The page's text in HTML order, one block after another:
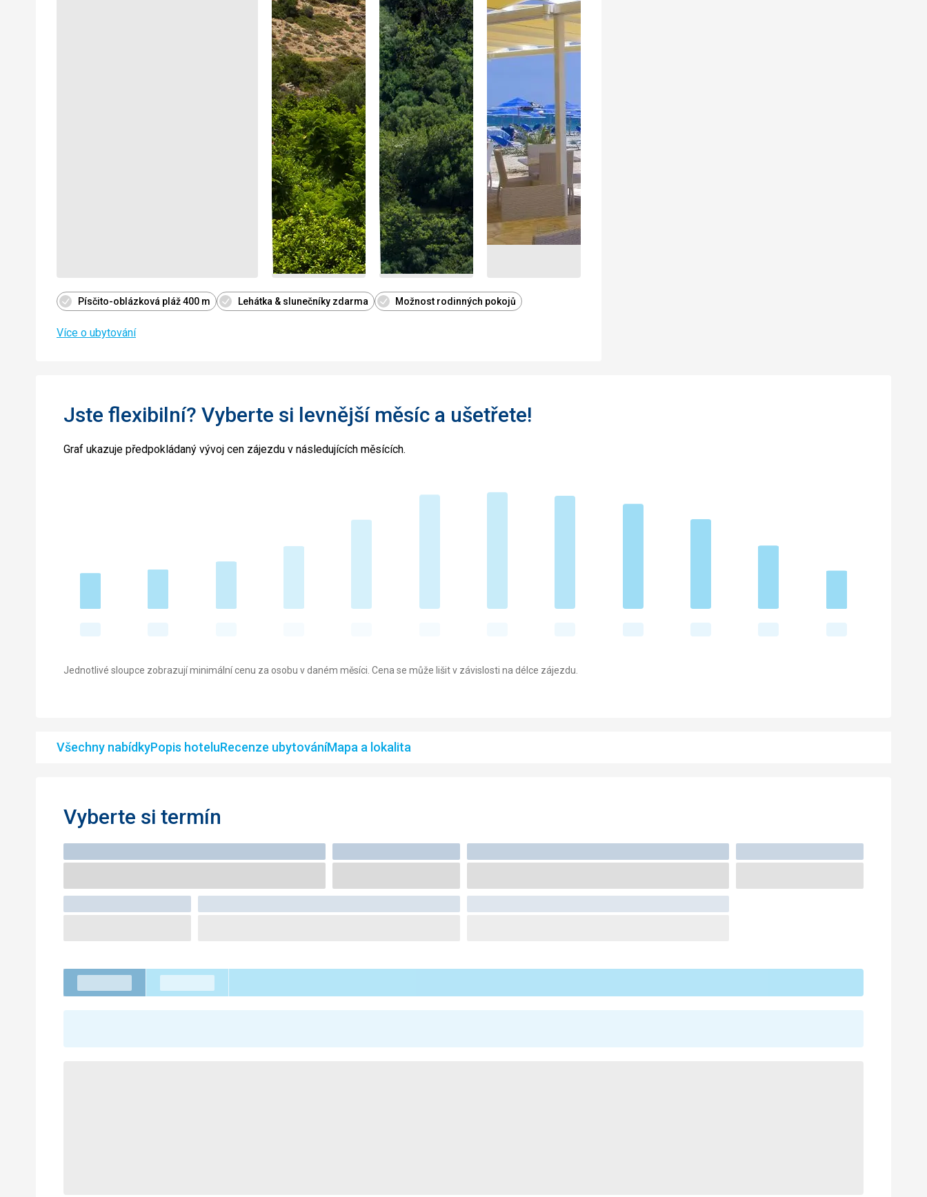
Písčito-oblázková pláž 400 m Lehátka & slunečníky zdarma Možnost rodinných pokojů
Více o ubytování
Jste flexibilní? Vyberte si levnější měsíc a ušetřete!
Graf ukazuje předpokládaný vývoj cen zájezdu v následujících měsících.
Jednotlivé sloupce zobrazují minimální cenu za osobu v daném měsíci. Cena se může lišit v závislosti na délce zájezdu.
Všechny nabídkyPopis hoteluRecenze ubytováníMapa a lokalita
Vyberte si termín